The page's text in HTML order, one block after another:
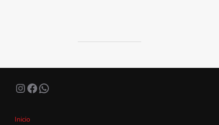
Instagram
Facebook
WhatsApp
Inicio